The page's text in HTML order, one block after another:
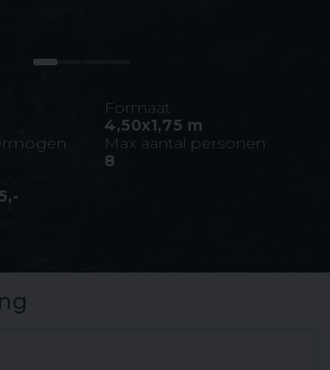
Formaat
4,50x1,75 m
Max aantal personen
8